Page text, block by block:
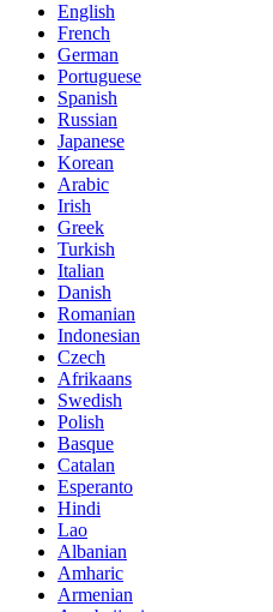
English
French
German
Portuguese
Spanish
Russian
Japanese
Korean
Arabic
Irish
Greek
Turkish
Italian
Danish
Romanian
Indonesian
Czech
Afrikaans
Swedish
Polish
Basque
Catalan
Esperanto
Hindi
Lao
Albanian
Amharic
Armenian